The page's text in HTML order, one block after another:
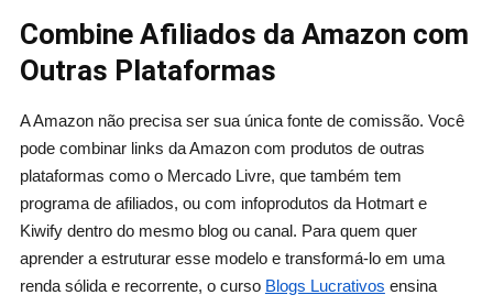
Combine Afiliados da Amazon com
Outras Plataformas
A Amazon não precisa ser sua única fonte de comissão. Você
pode combinar links da Amazon com produtos de outras
plataformas como o Mercado Livre, que também tem
programa de afiliados, ou com infoprodutos da Hotmart e
Kiwify dentro do mesmo blog ou canal. Para quem quer
aprender a estruturar esse modelo e transformá-lo em uma
renda sólida e recorrente, o curso Blogs Lucrativos ensina